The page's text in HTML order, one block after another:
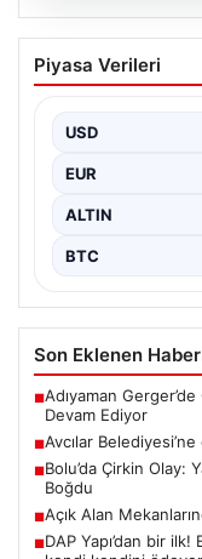
05.08.2026
Avcılar
şüpheli
Piyasa Verileri
USD
EUR
ALTIN
BTC
Son Eklenen
■Adıyaman Gerger’de
Devam Ediyor
■Avcılar
■Bolu’da Çirkin Olay:
Boğdu
■Açık Alan
■DAP Yapı’dan bir